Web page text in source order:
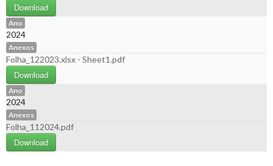
Download
Ano
2024
Anexos
Folha_122023.xlsx - Sheet1.pdf
Download
Ano
2024
Anexos
Folha_112024.pdf
Download